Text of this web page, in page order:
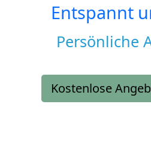
Entspannt
Persönliche
Kostenlose